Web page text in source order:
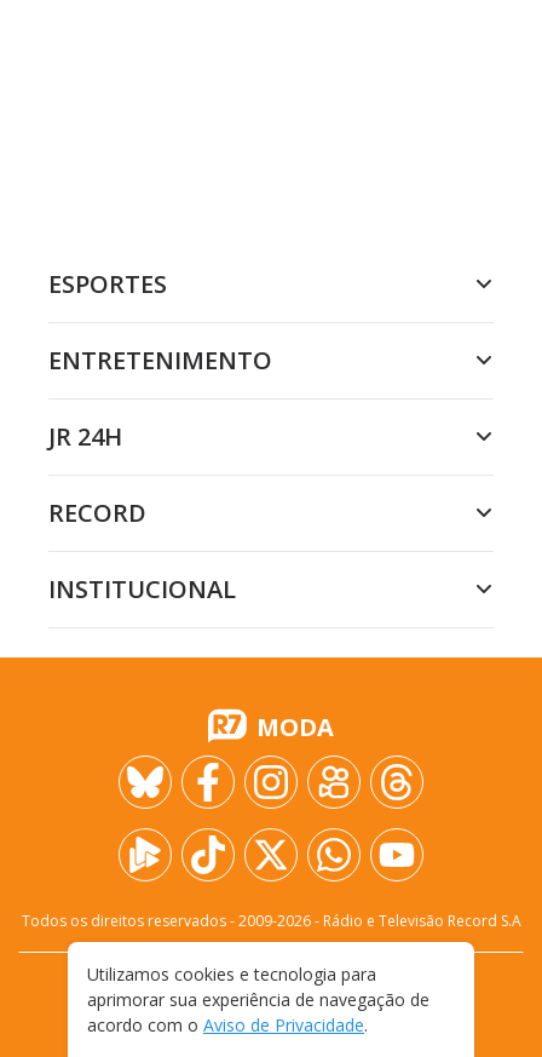
ESPORTES
ENTRETENIMENTO
JR 24H
RECORD
INSTITUCIONAL
MODA
Todos os direitos reservados - 2009-2026- Rádio e Televisão Record S.A
CARREIRA FALE CONOSCO
PRIVACIDADE
TERMOS E CONDIÇÕES DE USO
Utilizamos cookies e tecnologia para
aprimorar sua experiência de navegação de
acordo com o Aviso de Privacidade.